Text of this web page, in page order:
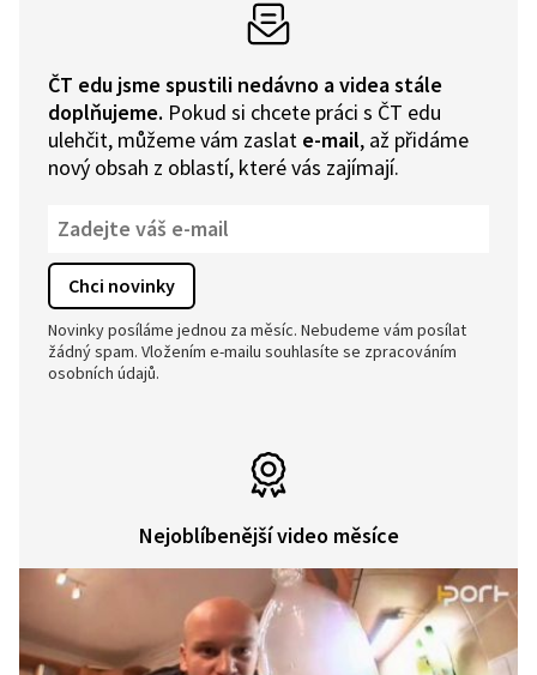
ČT edu jsme spustili nedávno a videa stále
doplňujeme. Pokud si chcete práci s ČT edu
ulehčit, můžeme vám zaslat e-mail, až přidáme
nový obsah z oblastí, které vás zajímají.
Novinky posíláme jednou za měsíc. Nebudeme vám posílat
žádný spam. Vložením e-mailu souhlasíte se zpracováním
osobních údajů.
Nejoblíbenější video měsíce